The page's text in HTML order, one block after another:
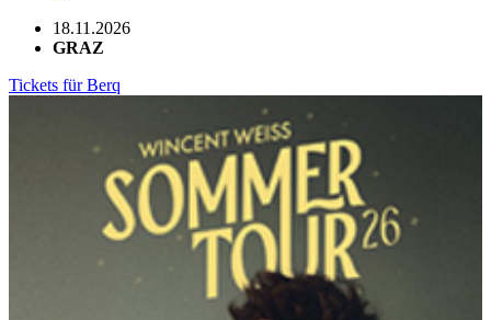
18.11.2026
GRAZ
Tickets für Berq